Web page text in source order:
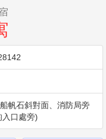
帆石斜對面、消防局旁
口處旁)